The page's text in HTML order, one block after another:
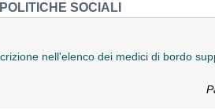
SOCIALI
nell'elenco dei medici di bordo